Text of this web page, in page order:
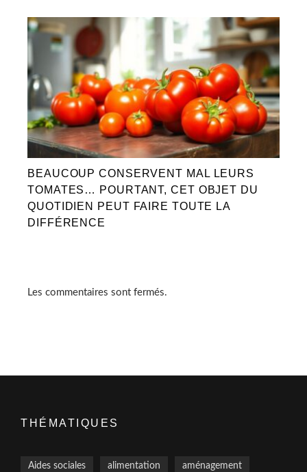
BEAUCOUP CONSERVENT MAL LEURS
TOMATES… POURTANT, CET OBJET DU
QUOTIDIEN PEUT FAIRE TOUTE LA
DIFFÉRENCE
Les commentaires sont fermés.
THÉMATIQUES
Aides sociales alimentation aménagement